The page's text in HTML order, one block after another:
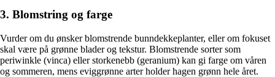
3. Blomstring og farge
Vurder om du ønsker blomstrende bunndekkeplanter, eller om fokuset
skal være på grønne blader og tekstur. Blomstrende sorter som
periwinkle (vinca) eller storkenebb (geranium) kan gi farge om våren
og sommeren, mens eviggrønne arter holder hagen grønn hele året.